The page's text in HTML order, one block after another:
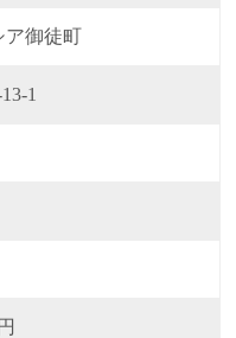
ア御徒町
1